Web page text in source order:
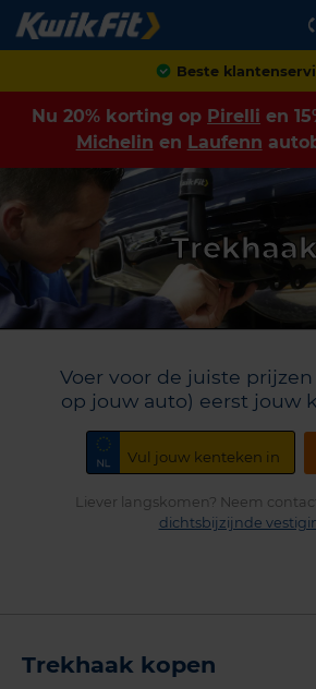
Achteraf
Nu 20% korting op Pirelli en
Michelin en Laufenn
Trekhaak
Voer voor de juiste
op jouw auto) eerst jouw
Liever langskomen? Neem
dichtsbijzijnde
Trekhaak kopen